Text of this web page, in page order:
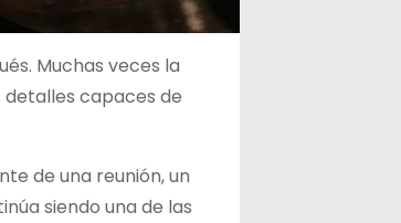
Muchas veces la
detalles capaces de
de una reunión, un
siendo una de las